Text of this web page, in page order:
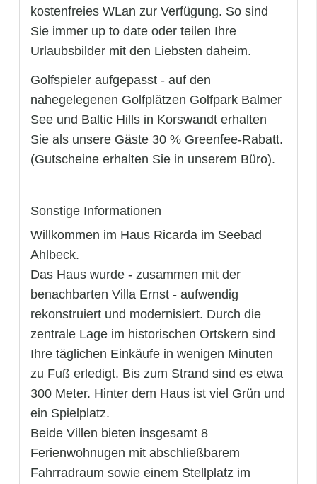
kostenfreies WLan zur Verfügung. So sind
Sie immer up to date oder teilen Ihre
Urlaubsbilder mit den Liebsten daheim.
Golfspieler aufgepasst - auf den
nahegelegenen Golfplätzen Golfpark Balmer
See und Baltic Hills in Korswandt erhalten
Sie als unsere Gäste 30 % Greenfee-Rabatt.
(Gutscheine erhalten Sie in unserem Büro).
Sonstige Informationen
Willkommen im Haus Ricarda im Seebad
Ahlbeck.
Das Haus wurde - zusammen mit der
benachbarten Villa Ernst - aufwendig
rekonstruiert und modernisiert. Durch die
zentrale Lage im historischen Ortskern sind
Ihre täglichen Einkäufe in wenigen Minuten
zu Fuß erledigt. Bis zum Strand sind es etwa
300 Meter. Hinter dem Haus ist viel Grün und
ein Spielplatz.
Beide Villen bieten insgesamt 8
Ferienwohnugen mit abschließbarem
Fahrradraum sowie einem Stellplatz im